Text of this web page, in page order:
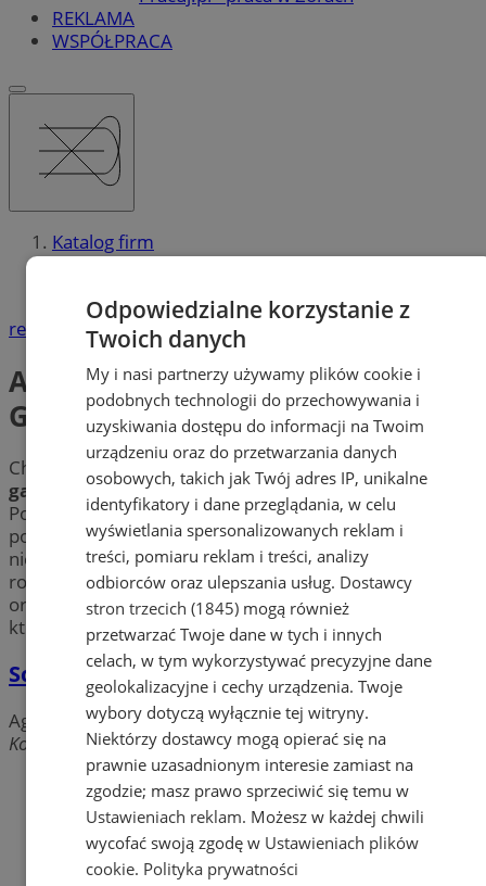
REKLAMA
WSPÓŁPRACA
Katalog firm
Kultura i Sztuka
reklama
Agencje artystyczne,
Galerie sztuki
Chcesz przygotować ciekawy event? Prowadzisz
galerię sztukii marzy Ci się profesjonalny wernisaż?
Poznaj
agencje artystycznew mieście Żory, które
pomogą Ci zorganizować niezapomniane wydarzenie –
niezależnie, czy będzie to wystawa, koncert, czy innego
rodzaju
impreza kulturalna.Dowiedz się więcej o
organizatorach wydarzeń w Żorach i skorzystaj z usług,
których potrzebujesz!
Scena Na Starówce - Galeria
Agencje artystyczne, Galerie sztuki
Kościuszki, 44-240 Żory
Odpowiedzialne korzystanie z
Twoich danych
My i nasi partnerzy używamy plików cookie i
podobnych technologii do przechowywania i
uzyskiwania dostępu do informacji na Twoim
urządzeniu oraz do przetwarzania danych
osobowych, takich jak Twój adres IP, unikalne
identyfikatory i dane przeglądania, w celu
wyświetlania spersonalizowanych reklam i
treści, pomiaru reklam i treści, analizy
odbiorców oraz ulepszania usług. Dostawcy
stron trzecich (1845) mogą również
przetwarzać Twoje dane w tych i innych
celach, w tym wykorzystywać precyzyjne dane
geolokalizacyjne i cechy urządzenia. Twoje
wybory dotyczą wyłącznie tej witryny.
Niektórzy dostawcy mogą opierać się na
prawnie uzasadnionym interesie zamiast na
zgodzie; masz prawo sprzeciwić się temu w
Ustawieniach reklam. Możesz w każdej chwili
wycofać swoją zgodę w Ustawieniach plików
cookie. Polityka prywatności